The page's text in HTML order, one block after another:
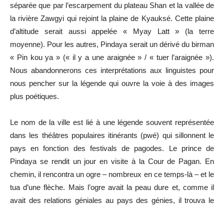
séparée que par l’escarpement du plateau Shan et la vallée de
la rivière Zawgyi qui rejoint la plaine de Kyauksé. Cette plaine
d’altitude serait aussi appelée « Myay Latt » (la terre
moyenne). Pour les autres, Pindaya serait un dérivé du birman
« Pin kou ya » (« il y a une araignée » / « tuer l’araignée »).
Nous abandonnerons ces interprétations aux linguistes pour
nous pencher sur la légende qui ouvre la voie à des images
plus poétiques.
Le nom de la ville est lié à une légende souvent représentée
dans les théâtres populaires itinérants (pwé) qui sillonnent le
pays en fonction des festivals de pagodes. Le prince de
Pindaya se rendit un jour en visite à la Cour de Pagan. En
chemin, il rencontra un ogre – nombreux en ce temps-là – et le
tua d’une flèche. Mais l’ogre avait la peau dure et, comme il
avait des relations géniales au pays des génies, il trouva le